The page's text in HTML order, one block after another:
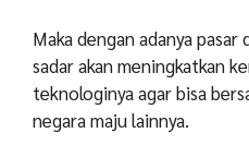
Maka dengan adanya
sadar akan meningkatkan
teknologinya agar bisa
negara maju lainnya.